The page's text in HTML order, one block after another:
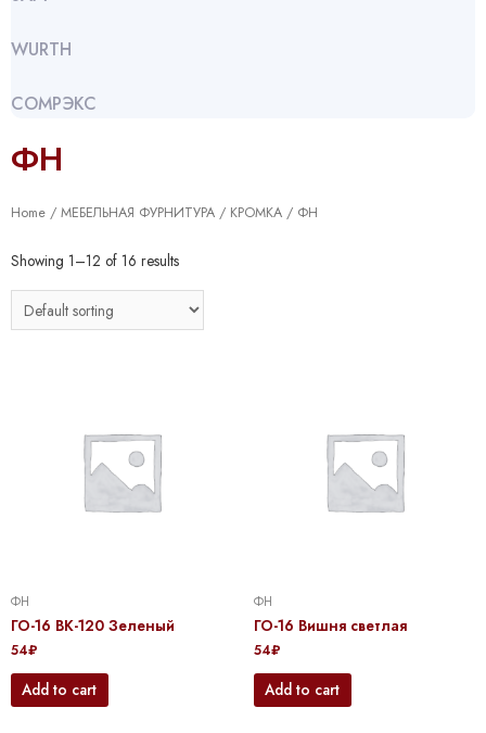
WURTH
СОМРЭКС
ФН
Home / МЕБЕЛЬНАЯ ФУРНИТУРА / КРОМКА / ФН
Showing 1–12 of 16 results
ФН
ГО-16 BK-120 Зеленый
54₽
Add to cart
ФН
ГО-16 Вишня светлая
54₽
Add to cart